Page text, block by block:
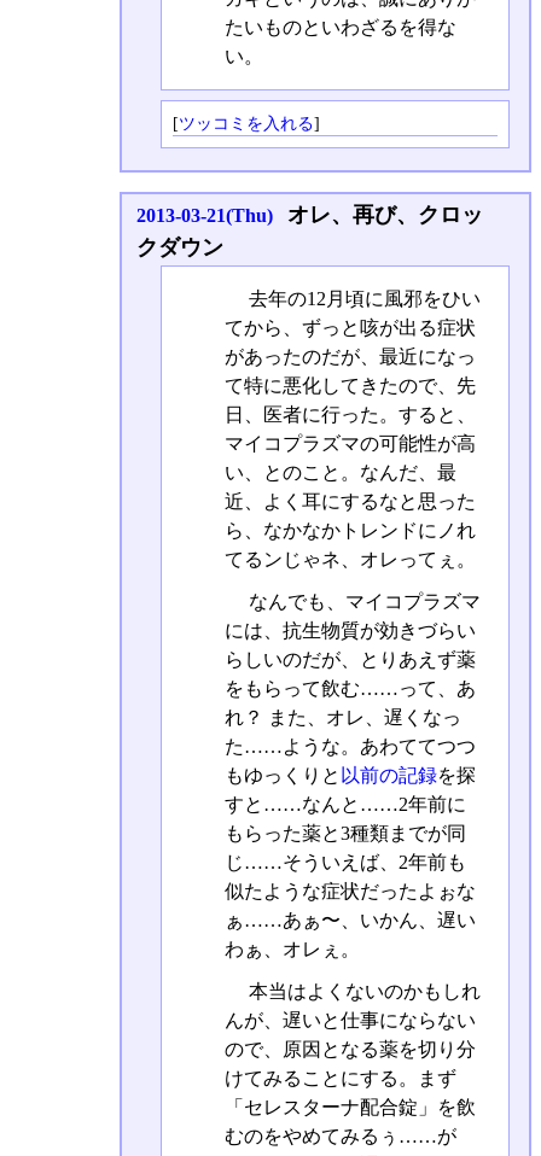
たいものといわざるを得な
い。
[ツッコミを入れる]
2013-03-21(Thu)
オレ、再び、クロッ
クダウン
去年の12月頃に風邪をひい
てから、ずっと咳が出る症状
があったのだが、最近になっ
て特に悪化してきたので、先
日、医者に行った。すると、
マイコプラズマの可能性が高
い、とのこと。なんだ、最
近、よく耳にするなと思った
ら、なかなかトレンドにノれ
てるンじゃネ、オレってぇ。
なんでも、マイコプラズマ
には、抗生物質が効きづらい
らしいのだが、とりあえず薬
をもらって飲む……って、あ
れ？ また、オレ、遅くなっ
た……ような。あわててつつ
もゆっくりと 以前の記録を探
すと……なんと……2年前に
もらった薬と3種類までが同
じ……そういえば、2年前も
似たような症状だったよぉな
ぁ……あぁ〜、いかん、遅い
わぁ、オレぇ。
本当はよくないのかもしれ
んが、遅いと仕事にならない
ので、原因となる薬を切り分
けてみることにする。まず
「セレスターナ配合錠」を飲
むのをやめてみるぅ……が